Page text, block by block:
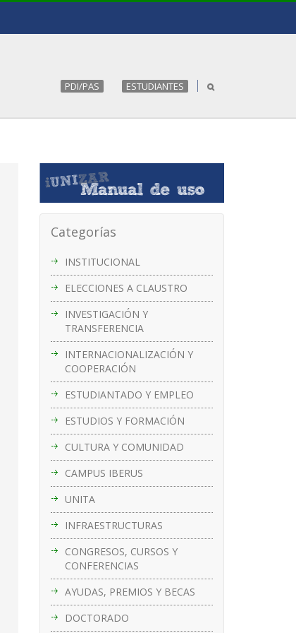
PDI/PAS ESTUDIANTES
Categorías
INSTITUCIONAL
ELECCIONES A CLAUSTRO
INVESTIGACIÓN Y
TRANSFERENCIA
INTERNACIONALIZACIÓN Y
COOPERACIÓN
ESTUDIANTADO Y EMPLEO
ESTUDIOS Y FORMACIÓN
CULTURA Y COMUNIDAD
CAMPUS IBERUS
UNITA
INFRAESTRUCTURAS
CONGRESOS, CURSOS Y
CONFERENCIAS
AYUDAS, PREMIOS Y BECAS
DOCTORADO